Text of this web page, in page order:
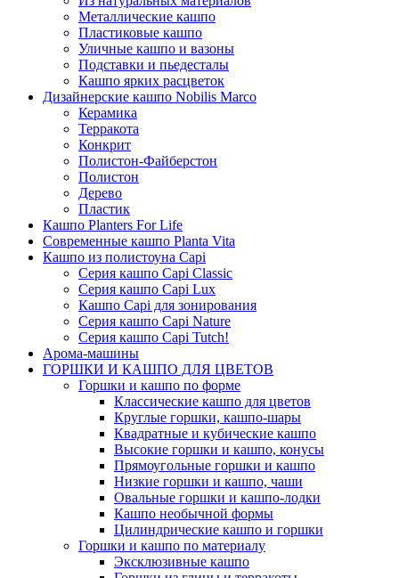
Металлические кашпо
Пластиковые кашпо
Уличные кашпо и вазоны
Подставки и пьедесталы
Кашпо ярких расцветок
Дизайнерские кашпо Nobilis Marco
Керамика
Терракота
Конкрит
Полистон-Файберстон
Полистон
Дерево
Пластик
Кашпо Planters For Life
Современные кашпо Planta Vita
Кашпо из полистоуна Capi
Серия кашпо Capi Classic
Серия кашпо Capi Lux
Кашпо Capi для зонирования
Серия кашпо Capi Nature
Серия кашпо Capi Tutch!
Арома-машины
ГОРШКИ И КАШПО ДЛЯ ЦВЕТОВ
Горшки и кашпо по форме
Классические кашпо для цветов
Круглые горшки, кашпо-шары
Квадратные и кубические кашпо
Высокие горшки и кашпо, конусы
Прямоугольные горшки и кашпо
Низкие горшки и кашпо, чаши
Овальные горшки и кашпо-лодки
Кашпо необычной формы
Цилиндрические кашпо и горшки
Горшки и кашпо по материалу
Эксклюзивные кашпо